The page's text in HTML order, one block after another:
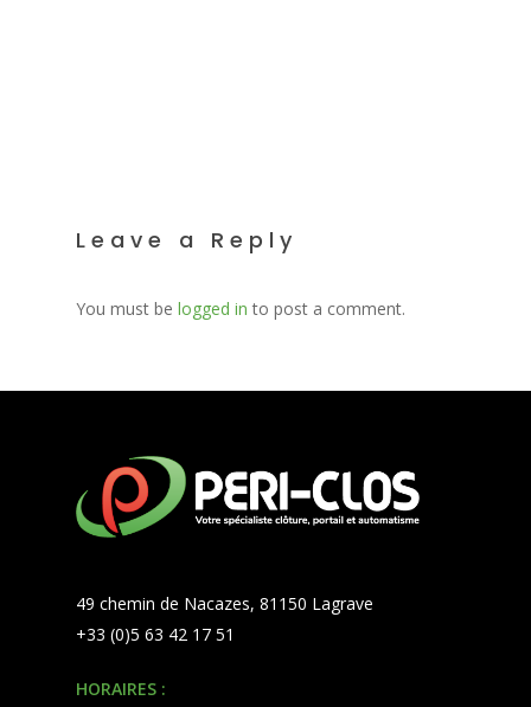
Leave a Reply
You must be logged in to post a comment.
49 chemin de Nacazes, 81150 Lagrave
+33 (0)5 63 42 17 51
HORAIRES :